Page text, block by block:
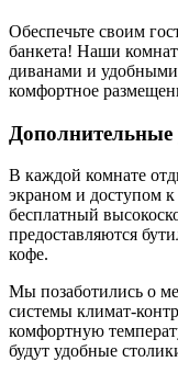
Обеспечьте своим
банкета! Наши
диванами и
комфортное
Дополнительные
В каждой комнате
экраном и доступом
бесплатный
предоставляются
кофе.
Мы позаботились о
системы климат-
комфортную
будут удобные